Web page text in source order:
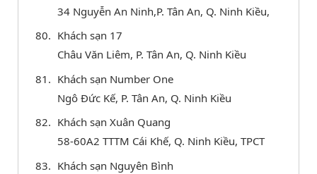
34 Nguyễn An Ninh,P. Tân An, Q. Ninh Kiều,
Khách sạn 17
Châu Văn Liêm, P. Tân An, Q. Ninh Kiều
Khách sạn Number One
Ngô Đức Kế, P. Tân An, Q. Ninh Kiều
Khách sạn Xuân Quang
58-60A2 TTTM Cái Khế, Q. Ninh Kiều, TPCT
Khách sạn Nguyên Bình